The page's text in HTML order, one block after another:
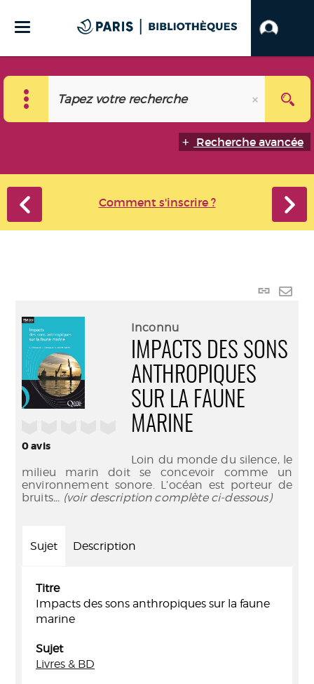
Recherche avancée
Comment s'inscrire ?
Lien
mail
0avis
Inconnu
IMPACTS DES SONS
ANTHROPIQUES
SUR LA FAUNE
MARINE
Loin du monde du silence, le
milieu marin doit se concevoir comme un
environnement sonore. L’océan est porteur de
bruits... (voir description complète ci-dessous)
Sujet Description
Titre
Impacts des sons anthropiques sur la faune
marine
Sujet
Livres & BD